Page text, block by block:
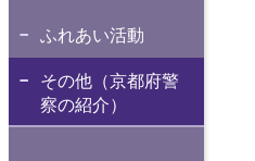
ふれあい活動
その他（京都府警
察の紹介）